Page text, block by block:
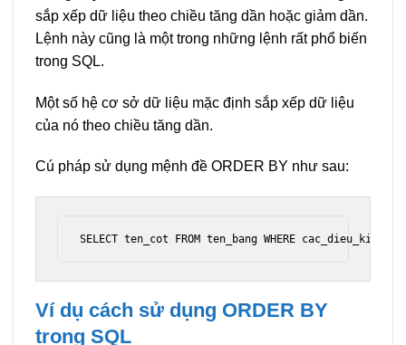
sắp xếp dữ liệu theo chiều tăng dần hoặc giảm dần.
Lệnh này cũng là một trong những lệnh rất phổ biến
trong SQL.
Một số hệ cơ sở dữ liệu mặc định sắp xếp dữ liệu
của nó theo chiều tăng dần.
Cú pháp sử dụng mệnh đề ORDER BY như sau:
SELECT ten_cot FROM ten_bang WHERE cac_dieu_kien
Ví dụ cách sử dụng ORDER BY
trong SQL